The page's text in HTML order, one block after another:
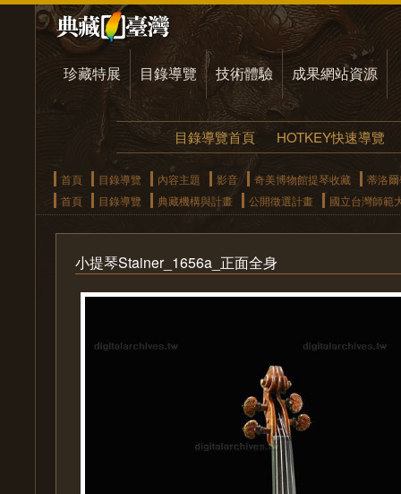
珍藏特展 目錄導覽 技術體驗 成果網站資源
目錄導覽首頁 HOTKEY快速導覽
首頁 目錄導覽 內容主題 影音 奇美博物館提琴收藏
蒂洛
首頁
目錄導覽 典藏機構與計畫 公開徵選計畫 國立台灣師範
小提琴Stainer_1656a_正面全身